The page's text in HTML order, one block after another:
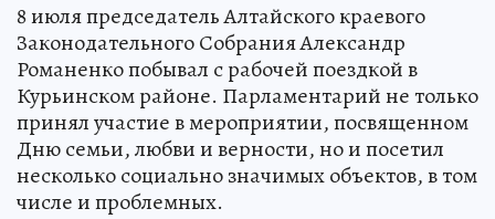
8 июля председатель Алтайского краевого
Законодательного Собрания Александр
Романенко побывал с рабочей поездкой в
Курьинском районе. Парламентарий не только
принял участие в мероприятии, посвященном
Дню семьи, любви и верности, но и посетил
несколько социально значимых объектов, в том
числе и проблемных.